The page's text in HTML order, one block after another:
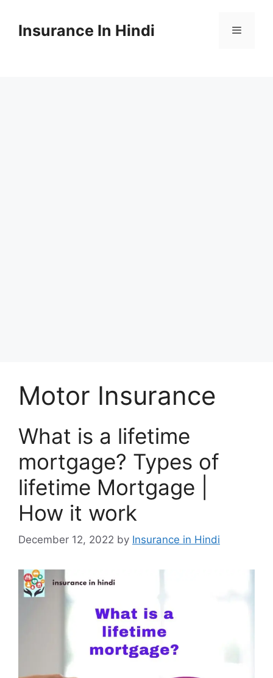
contentInsurance In Hindi
Motor Insurance
What is a lifetime
mortgage? Types of
lifetime Mortgage |
How it work
December 12, 2022 by Insurance in Hindi